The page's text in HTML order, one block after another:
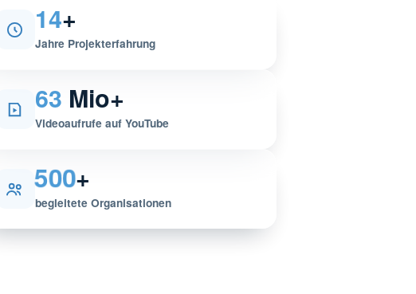
14+
Jahre Projekterfahrung
63 Mio+
Videoaufrufe auf YouTube
500+
begleitete Organisationen